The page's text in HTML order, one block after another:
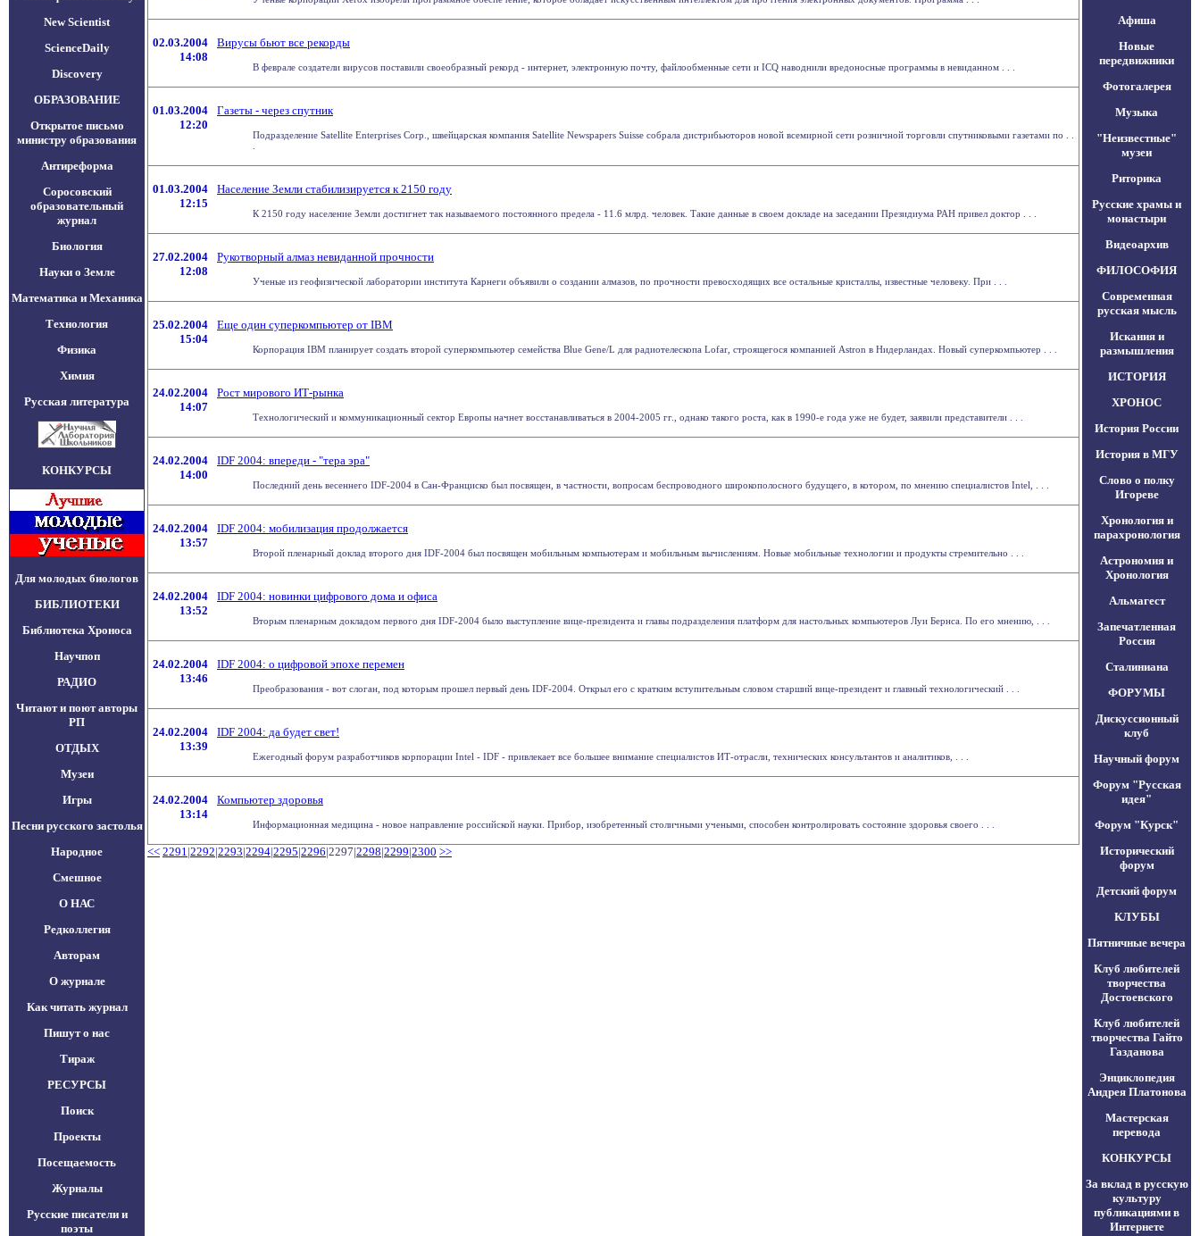
New Scientist
ScienceDaily
Discovery
ОБРАЗОВАНИЕ
Открытое письмо
министру образования
Антиреформа
Соросовский
образовательный
журнал
Биология
Науки о Земле
Математика и Механика
Технология
Физика
Химия
Русская литература
КОНКУРСЫ
Для молодых биологов
БИБЛИОТЕКИ
Библиотека Хроноса
Научпоп
РАДИО
Читают и поют авторы
РП
ОТДЫХ
Музеи
Игры
Песни русского застолья
Народное
Смешное
О НАС
Редколлегия
Авторам
О журнале
Как читать журнал
Пишут о нас
Тираж
РЕСУРСЫ
Поиск
Проекты
Посещаемость
Журналы
Русские писатели и
поэты
02.03.2004
14:08
Вирусы бьют все рекорды
В феврале создатели вирусов поставили своеобразный рекорд - интернет, электронную почту, файлообменные сети и ICQ наводнили вредоносные программы в невиданном . . .
01.03.2004
12:20
Газеты - через спутник
Подразделение Satellite Enterprises Corp., швейцарская компания Satellite Newspapers Suisse собрала дистрибьюторов новой всемирной сети розничной торговли спутниковыми газетами по . .
01.03.2004
12:15
Население Земли стабилизируется к 2150 году
К 2150 году население Земли достигнет так называемого постоянного предела - 11.6 млрд. человек. Такие данные в своем докладе на заседании Президиума РАН привел доктор . . .
27.02.2004
12:08
Рукотворный алмаз невиданной прочности
Ученые из геофизической лаборатории института Карнеги объявили о создании алмазов, по прочности превосходящих все остальные кристаллы, известные человеку. При . . .
25.02.2004
15:04
Еще один суперкомпьютер от IBM
Корпорация IBM планирует создать второй суперкомпьютер семейства Blue Gene/L для радиотелескопа Lofar, строящегося компанией Astron в Нидерландах. Новый суперкомпьютер . . .
24.02.2004
14:07
Рост мирового ИТ-рынка
Технологический и коммуникационный сектор Европы начнет восстанавливаться в 2004-2005 гг., однако такого роста, как в 1990-е года уже не будет, заявили представители . . .
24.02.2004
14:00
IDF 2004: впереди - "тера эра"
Последний день весеннего IDF-2004 в Сан-Франциско был посвящен, в частности, вопросам беспроводного широкополосного будущего, в котором, по мнению специалистов Intel, . . .
24.02.2004
13:57
IDF 2004: мобилизация продолжается
Второй пленарный доклад второго дня IDF-2004 был посвящен мобильным компьютерам и мобильным вычислениям. Новые мобильные технологии и продукты стремительно . . .
24.02.2004
13:52
IDF 2004: новинки цифрового дома и офиса
Вторым пленарным докладом первого дня IDF-2004 было выступление вице-президента и главы подразделения платформ для настольных компьютеров Луи Бернса. По его мнению, . . .
24.02.2004
13:46
IDF 2004: о цифровой эпохе перемен
Преобразования - вот слоган, под которым прошел первый день IDF-2004. Открыл его с кратким вступительным словом старший вице-президент и главный технологический . . .
24.02.2004
13:39
IDF 2004: да будет свет!
Ежегодный форум разработчиков корпорации Intel - IDF - привлекает все большее внимание специалистов ИТ-отрасли, технических консультантов и аналитиков, . . .
24.02.2004
13:14
Компьютер здоровья
Информационная медицина - новое направление российской науки. Прибор, изобретенный столичными учеными, способен контролировать состояние здоровья своего . . .
<< 2291|2292|2293|2294|2295|2296|2297|2298|2299|2300 >>
Афиша
Новые
передвижники
Фотогалерея
Музыка
"Неизвестные"
музеи
Риторика
Русские храмы и
монастыри
Видеоархив
ФИЛОСОФИЯ
Современная
русская мысль
Искания и
размышления
ИСТОРИЯ
ХРОНОС
История России
История в МГУ
Слово о полку
Игореве
Хронология и
парахронология
Астрономия и
Хронология
Альмагест
Запечатленная
Россия
Сталиниана
ФОРУМЫ
Дискуссионный
клуб
Научный форум
Форум "Русская
идея"
Форум "Курск"
Исторический
форум
Детский форум
КЛУБЫ
Пятничные вечера
Клуб любителей
творчества
Достоевского
Клуб любителей
творчества Гайто
Газданова
Энциклопедия
Андрея Платонова
Мастерская
перевода
КОНКУРСЫ
За вклад в русскую
культуру
публикациями в
Интернете